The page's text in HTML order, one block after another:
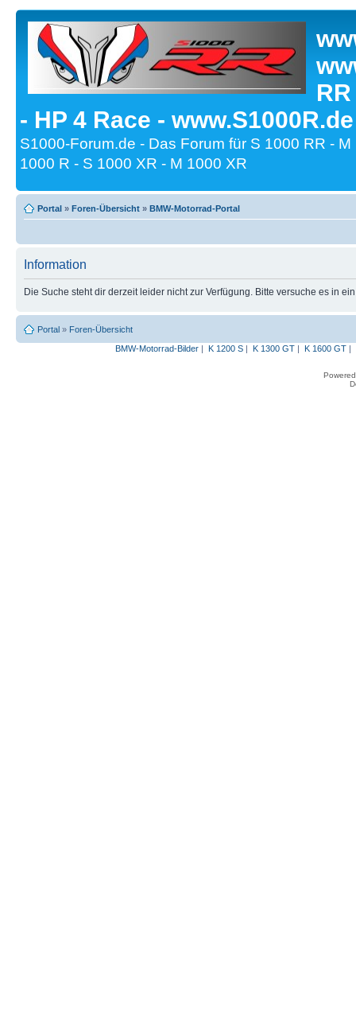
- HP 4 Race -
S1000-Forum.de - Das Forum für S 1000 RR -
1000 R - S 1000 XR - M 1000 XR
Portal » Foren-Übersicht » BMW-Motorrad-Portal
Information
Die Suche steht dir derzeit leider nicht zur Verfügung. Bitte versuche es in
Portal » Foren-Übersicht
BMW-Motorrad-Bilder| K 1200 S| K 1300 GT| K 1600 GT|